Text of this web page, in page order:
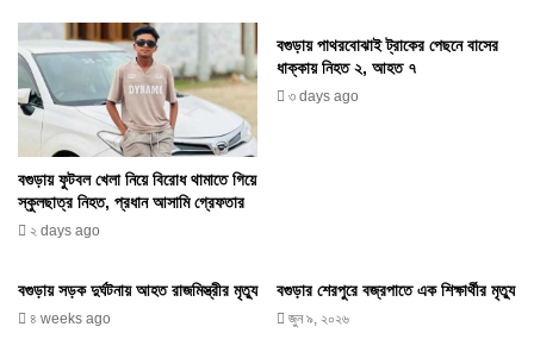
বগুড়ায় ফুটবল খেলা নিয়ে বিরোধ থামাতে গিয়ে
স্কুলছাত্র নিহত, প্রধান আসামি গ্রেফতার
২ days ago
বগুড়ায় পাথরবোঝাই ট্রাকের পেছনে বাসের
ধাক্কায় নিহত ২, আহত ৭
৩ days ago
বগুড়ায় সড়ক দুর্ঘটনায় আহত রাজমিস্ত্রীর মৃত্যু
৪ weeks ago
বগুড়ার শেরপুরে বজ্রপাতে এক শিক্ষার্থীর মৃত্যু
জুন ৯, ২০২৬